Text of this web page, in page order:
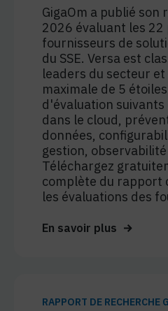
GigaOm a publié
2026 évaluant les
fournisseurs de
du SSE. Versa est
leaders du secteur
maximale de 5
d'évaluation suivants
dans le cloud,
données,
gestion,
Téléchargez
complète du rapport
les évaluations des
En savoir plus
RAPPORT DE RECHERCHE